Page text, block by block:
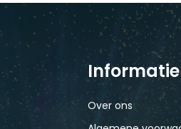
Informatie
Over ons